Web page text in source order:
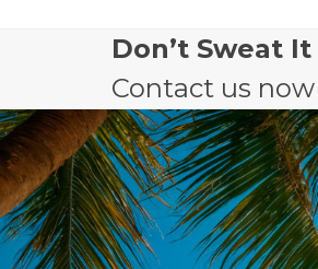
Don’t Sweat
Contact us